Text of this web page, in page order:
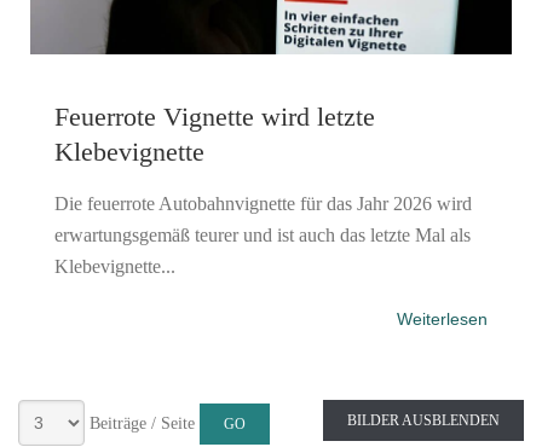
Feuerrote Vignette wird letzte
Klebevignette
Die feuerrote Autobahnvignette für das Jahr 2026 wird
erwartungsgemäß teurer und ist auch das letzte Mal als
Klebevignette...
Weiterlesen
Beiträge / Seite BILDER AUSBLENDEN